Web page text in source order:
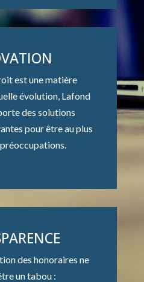
est une matière
évolution, Lafond
des solutions
pour être au plus
des honoraires ne
un tabou :